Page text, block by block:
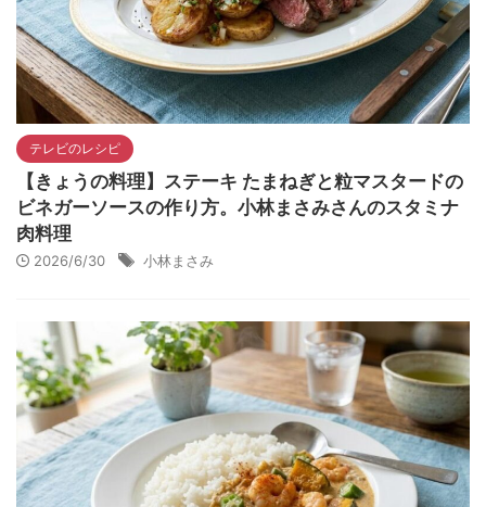
テレビのレシピ
【きょうの料理】ステーキ たまねぎと粒マスタードの
ビネガーソースの作り方。小林まさみさんのスタミナ
肉料理
2026/6/30 小林まさみ